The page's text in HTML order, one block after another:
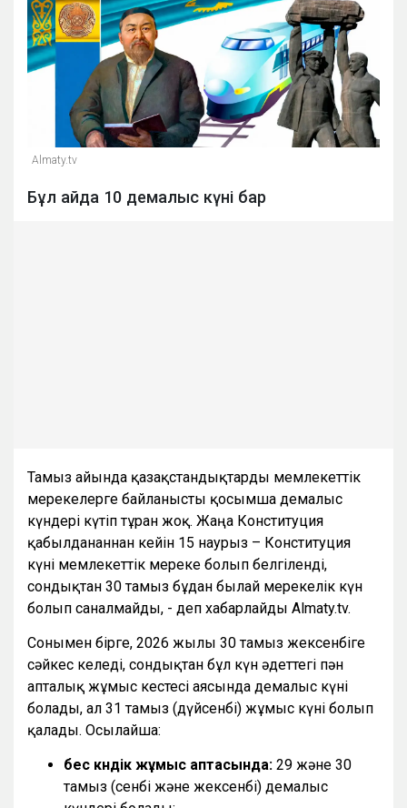
Almaty.tv
Бұл айда 10 демалыс күні бар
Тамыз айында қазақстандықтарды мемлекеттік
мерекелерге байланысты қосымша демалыс
күндері күтіп тұрған жоқ. Жаңа Конституция
қабылданғаннан кейін 15 наурыз – Конституция
күні мемлекеттік мереке болып белгіленді,
сондықтан 30 тамыз бұдан былай мерекелік күн
болып саналмайды, - деп хабарлайды Almaty.tv.
Сонымен бірге, 2026 жылғы 30 тамыз жексенбіге
сәйкес келеді, сондықтан бұл күн әдеттегі пән
апталық жұмыс кестесі аясында демалыс күні
болады, ал 31 тамыз (дүйсенбі) жұмыс күні болып
қалады. Осылайша:
бес күндік жұмыс аптасында: 29 және 30
тамыз (сенбі және жексенбі) демалыс